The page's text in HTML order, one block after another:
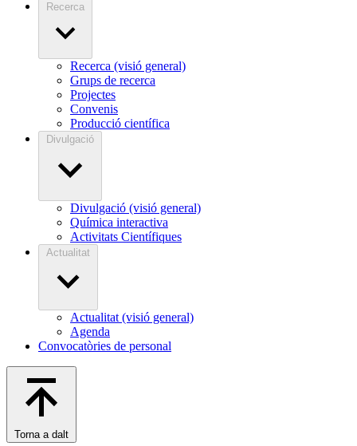
Recerca
Recerca (visió general)
Grups de recerca
Projectes
Convenis
Producció científica
Divulgació
Divulgació (visió general)
Química interactiva
Activitats Científiques
Actualitat
Actualitat (visió general)
Agenda
Convocatòries de personal
Torna a dalt